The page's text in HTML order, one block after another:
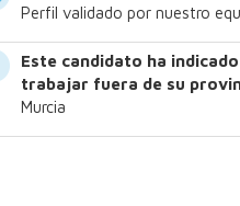
Perfil validado por nuestro
Este candidato ha
trabajar fuera de su
Murcia